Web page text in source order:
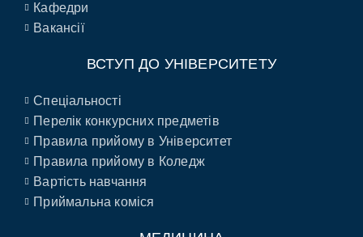
Кафедри
Вакансії
ВСТУП ДО УНІВЕРСИТЕТУ
Спеціальності
Перелік конкурсних предметів
Правила прийому в Університет
Правила прийому в Коледж
Вартість навчання
Приймальна коміся